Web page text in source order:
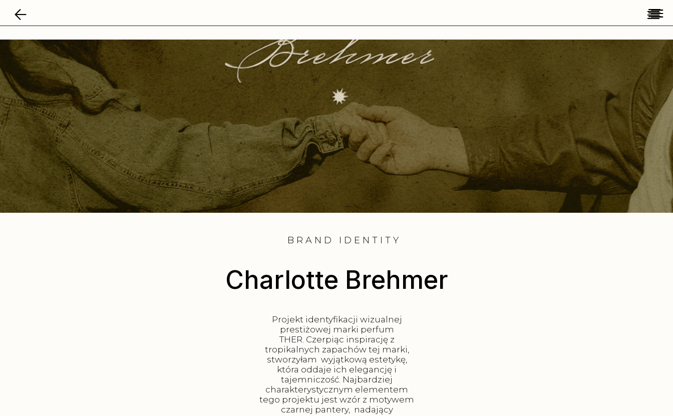
Charlotte Brehmer
BRAND IDENTITY
Projekt identyfikacji wizualnej
prestiżowej marki perfum
THER. Czerpiąc inspirację z
tropikalnych zapachów tej marki,
stworzyłam wyjątkową estetykę,
która oddaje ich elegancję i
tajemniczość. Najbardziej
charakterystycznym elementem
tego projektu jest wzór z motywem
czarnej pantery, nadający